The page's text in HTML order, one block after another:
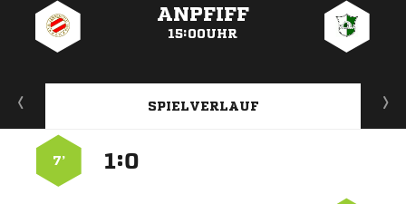
ANPFIFF
15:00UHR
SPIELVERLAUF
:
7’